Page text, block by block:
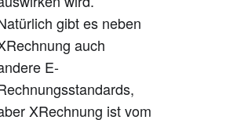
2017 Rückblick
TechDays 2017
mit webPDF
gibt es neben
auch
E-
XRechnung ist vom